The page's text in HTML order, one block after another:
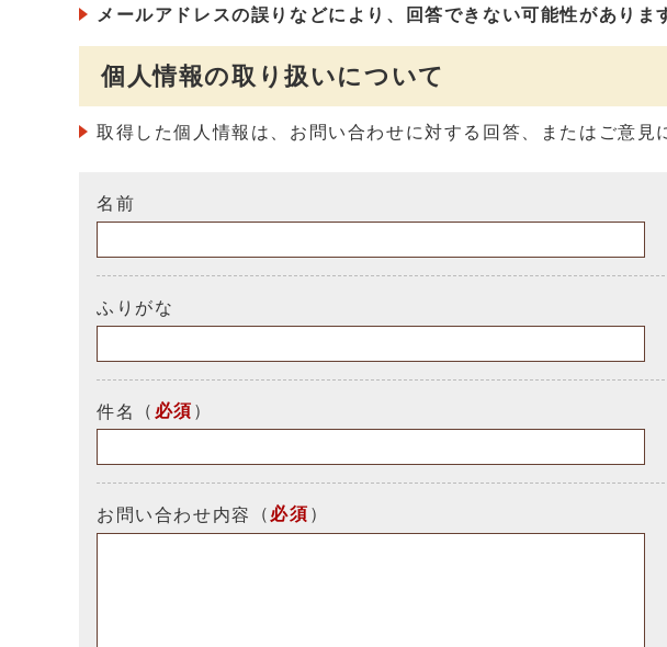
メールアドレスの誤りなどにより、回答できない可能性がありま
個人情報の取り扱いについて
取得した個人情報は、お問い合わせに対する回答、またはご意
名前
ふりがな
件名 （ 必須 ）
お問い合わせ内容 （ 必須 ）